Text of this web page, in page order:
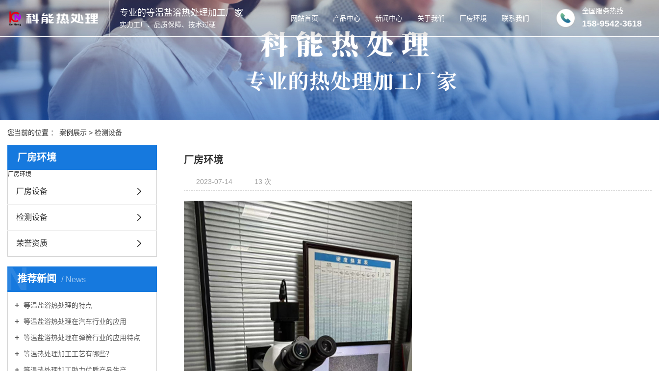
专业的等温盐浴热处理加工厂家
实力工厂、品质保障、技术过硬
网站首页 产品中心 新闻中心 关于我们 厂房环境 联系我们
全国服务热线
158-9542-3618
您当前的位置 ： 案例展示 > 检测设备
厂房环境
厂房环境
厂房设备
检测设备
荣誉资质
推荐新闻 News
N
等温盐浴热处理的特点
等温盐浴热处理在汽车行业的应用
等温盐浴热处理在弹簧行业的应用特点
等温热处理加工工艺有哪些？
厂房环境
2023-07-14 13 次